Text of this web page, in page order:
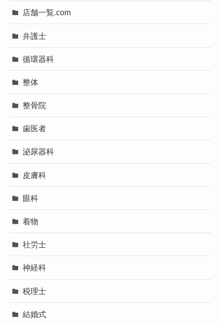
店舗一覧.com
弁護士
循環器科
整体
整骨院
歯医者
泌尿器科
皮膚科
眼科
着物
社労士
神経科
税理士
結婚式